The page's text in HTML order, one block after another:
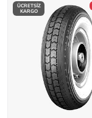
ÜCRETSİZ
KARGO